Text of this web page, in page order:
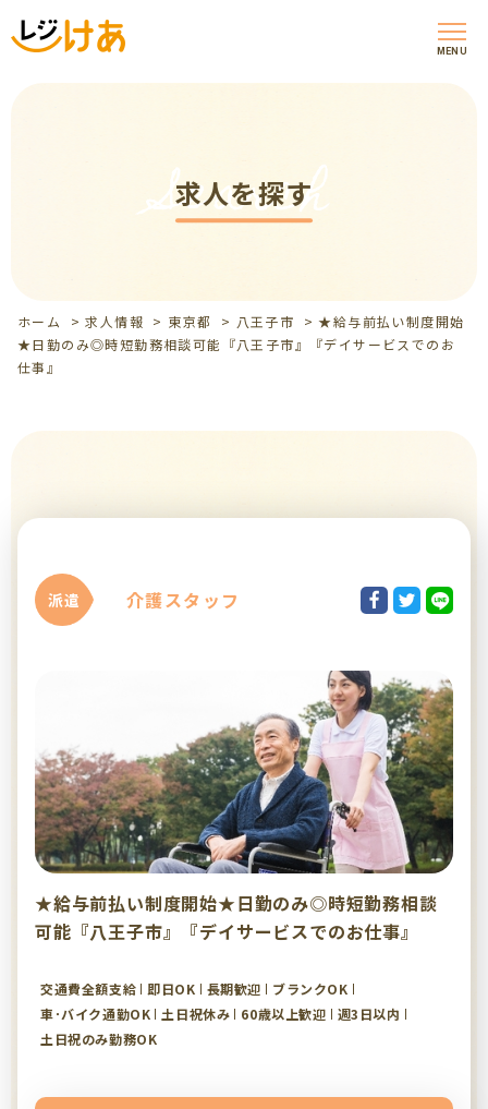
MENU
求人を探す
Search
ホーム >求人情報 > 東京都 > 八王子市 >★給与前払い制度開始
★日勤のみ◎時短勤務相談可能『八王子市』『デイサービスでのお
仕事』
派遣 介護スタッフ
★給与前払い制度開始★日勤のみ◎時短勤務相談
可能『八王子市』『デイサービスでのお仕事』
交通費全額支給 即日OK 長期歓迎
ブランクOK
車･バイク通勤OK
土日祝休み 60歳以上歓迎
週3日以内
土日祝のみ勤務OK